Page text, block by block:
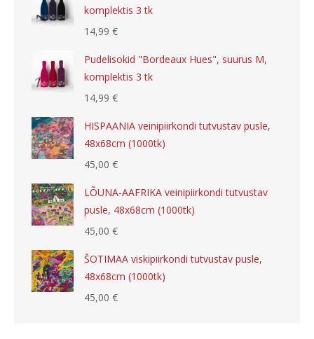
komplektis 3 tk
14,99 €
Pudelisokid "Bordeaux Hues", suurus M,
komplektis 3 tk
14,99 €
HISPAANIA veinipiirkondi tutvustav pusle,
48x68cm (1000tk)
45,00 €
LÕUNA-AAFRIKA veinipiirkondi tutvustav
pusle, 48x68cm (1000tk)
45,00 €
ŠOTIMAA viskipiirkondi tutvustav pusle,
48x68cm (1000tk)
45,00 €